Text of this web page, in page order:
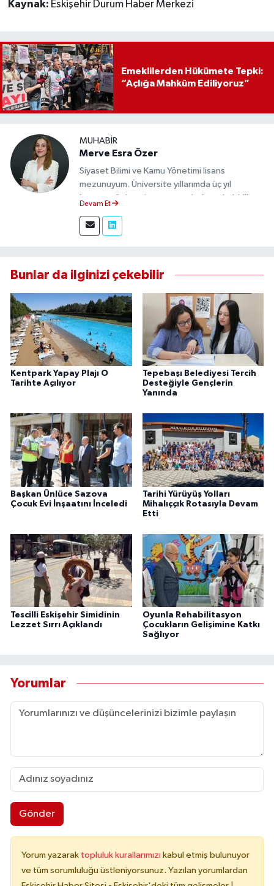
Kaynak: Eskişehir Durum Haber Merkezi
Emeklilerden Hükümete Tepki:
“Açlığa Mahkûm Ediliyoruz”
MUHABIR
Merve Esra Özer
Siyaset Bilimi ve Kamu Yönetimi lisans
mezunuyum. Üniversite yıllarımda üç yıl
boyunca üniversite gazetesinde muhabirlik
Haber'de sahadan doğru ve tarafsız bilgi
aktarımı sağlamaktayım.
Devam Et
Bunlar da ilginizi çekebilir
Kentpark Yapay Plajı O
Tarihte Açılıyor
Tepebaşı Belediyesi Tercih
Desteğiyle Gençlerin
Yanında
Başkan Ünlüce Sazova
Çocuk Evi İnşaatını İnceledi
Tarihi Yürüyüş Yolları
Mihalıççık Rotasıyla Devam
Etti
Tescilli Eskişehir Simidinin
Lezzet Sırrı Açıklandı
Oyunla Rehabilitasyon
Çocukların Gelişimine Katkı
Sağlıyor
Yorumlar
Gönder
Yorum yazarak topluluk kurallarımızı kabul etmiş bulunuyor
ve tüm sorumluluğu üstleniyorsunuz. Yazılan yorumlardan